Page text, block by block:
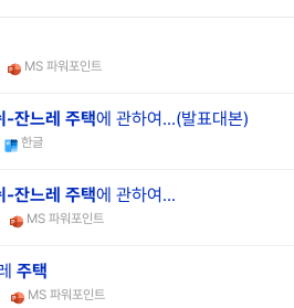
MS 파워포인트
-잔느레 주택에 관하여...(발표대본)
한글
-잔느레 주택에 관하여...
MS 파워포인트
주택
MS 파워포인트